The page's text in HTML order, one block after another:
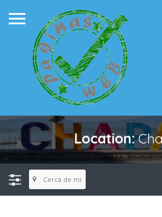
Location:
Cerca de mí